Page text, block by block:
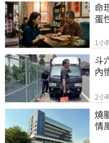
命
蛋
1小
斗
內
2小
燒
情